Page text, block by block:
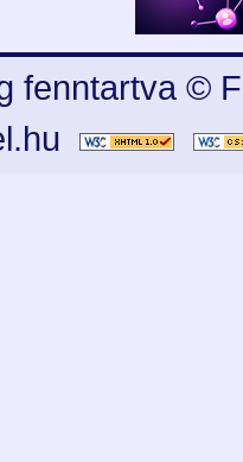
fenntartva ©